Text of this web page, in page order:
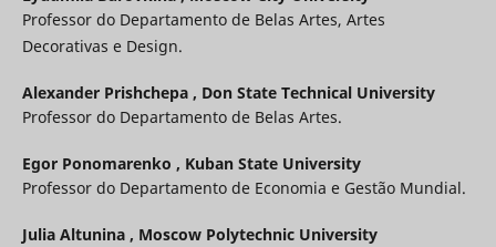
Professor do Departamento de Belas Artes, Artes
Decorativas e Design.
Alexander Prishchepa , Don State Technical University
Professor do Departamento de Belas Artes.
Egor Ponomarenko , Kuban State University
Professor do Departamento de Economia e Gestão Mundial.
Julia Altunina , Moscow Polytechnic University